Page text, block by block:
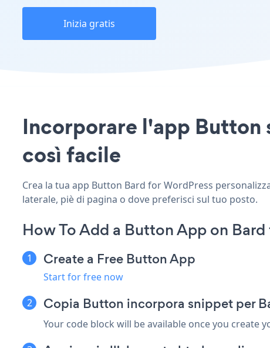
Inizia gratis
Incorporare l'app Button
così facile
Crea la tua app Button Bard for WordPress
laterale, piè di pagina o dove preferisci sul tuo posto.
How To Add a Button App on
Create a Free Button App
Start for free now
Copia Button incorpora snippet per
Your code block will be available once you create